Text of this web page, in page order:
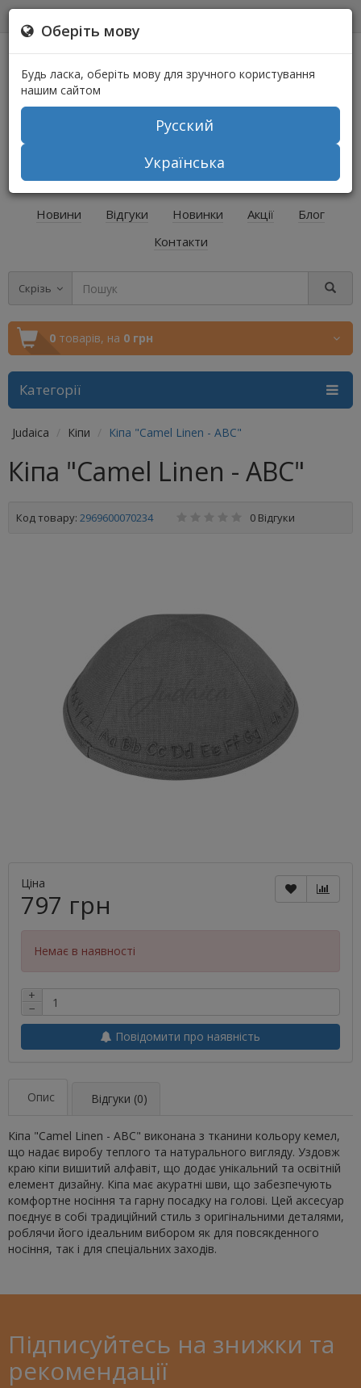
+38 (067) 541-64-04
+38 (073) 541-64-04
Новини Відгуки Новинки Акції
Блог
Контакти
Скрізь
0 товарів, на 0 грн
Категорії
Оберіть мову
Будь ласка, оберіть мову для зручного користування
нашим сайтом
Русский
Українська
Judaica Кіпи Кіпа "Camel Linen - ABC"
Кіпа "Camel Linen - ABC"
Код товару: 2969600070234 0 Відгуки
Ціна
797 грн
Немає в наявності
+
−
Повідомити про наявність
Опис Відгуки (0)
Кіпа "Camel Linen - ABC" виконана з тканини кольору кемел,
що надає виробу теплого та натурального вигляду. Уздовж
краю кіпи вишитий алфавіт, що додає унікальний та освітній
елемент дизайну. Кіпа має акуратні шви, що забезпечують
комфортне носіння та гарну посадку на голові. Цей аксесуар
поєднує в собі традиційний стиль з оригінальними деталями,
роблячи його ідеальним вибором як для повсякденного
носіння, так і для спеціальних заходів.
Підписуйтесь на знижки та
рекомендації